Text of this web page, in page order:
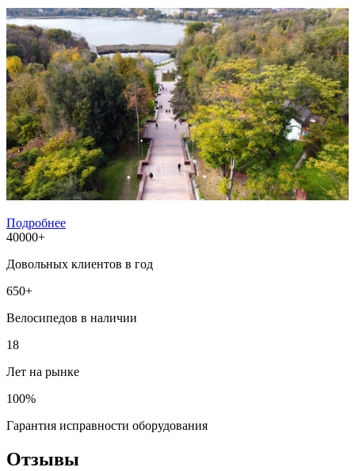
Подробнее
40000+
Довольных клиентов в год
650+
Велосипедов в наличии
18
Лет на рынке
100%
Гарантия исправности оборудования
Отзывы